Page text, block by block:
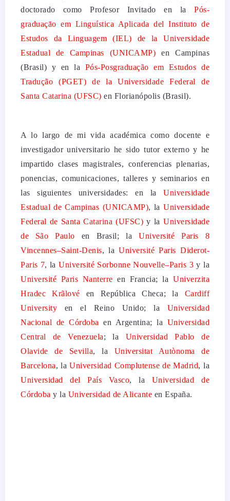
doctorado como Profesor Invitado en la Pós-
graduaçāo em Linguística Aplicada del Instituto de
Estudos da Linguagem (IEL) de la Universidade
Estadual de Campinas (UNICAMP) en Campinas
(Brasil) y en la Pós-Posgraduação em Estudos de
Tradução (PGET) de la Universidade Federal de
Santa Catarina (UFSC) en Florianópolis (Brasil).
A lo largo de mi vida académica como docente e
investigador universitario he sido tutor externo y he
impartido clases magistrales, conferencias plenarias,
ponencias, comunicaciones, talleres y seminarios en
las siguientes universidades: en la Universidade
Estadual de Campinas (UNICAMP), laUniversidade
Federal de Santa Catarina (UFSC) y laUniversidade
de São Paulo en Brasil; laUniversité Paris 8
Vincennes–Saint-Denis, laUniversité Paris Diderot-
Paris 7, laUniversité Sorbonne Nouvelle–Paris 3 y la
Université Paris Nanterre en Francia; laUniverzita
Hradec Krãlové en República Checa; la Cardiff
University en el Reino Unido; la Universidad
Nacional de Córdoba en Argentina; la Universidad
Central de Venezuela; la Universidad Pablo de
Olavide de Sevilla, la Universitat Autònoma de
Barcelona, laUniversidad Complutense de Madrid, la
Universidad del País Vasco, la Universidad de
Córdoba y la Universidad de Alicante en España.